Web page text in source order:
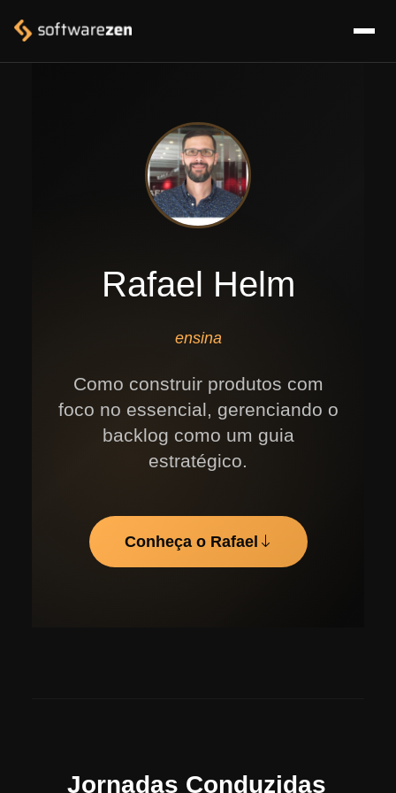
Rafael Helm
ensina
Como construir produtos com
foco no essencial, gerenciando o
backlog como um guia
estratégico.
Conheça o Rafael
Jornadas Conduzidas